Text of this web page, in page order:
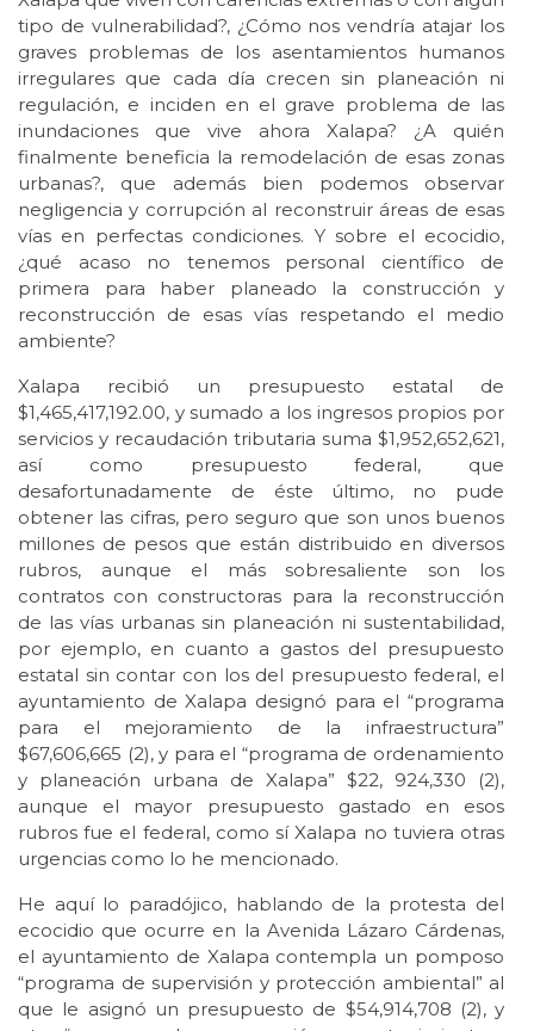
tipo de vulnerabilidad?, ¿Cómo nos vendría atajar los
graves problemas de los asentamientos humanos
irregulares que cada día crecen sin planeación ni
regulación, e inciden en el grave problema de las
inundaciones que vive ahora Xalapa? ¿A quién
finalmente beneficia la remodelación de esas zonas
urbanas?, que además bien podemos observar
negligencia y corrupción al reconstruir áreas de esas
vías en perfectas condiciones. Y sobre el ecocidio,
¿qué acaso no tenemos personal científico de
primera para haber planeado la construcción y
reconstrucción de esas vías respetando el medio
ambiente?
Xalapa recibió un presupuesto estatal de
$1,465,417,192.00, y sumado a los ingresos propios por
servicios y recaudación tributaria suma $1,952,652,621,
así como presupuesto federal, que
desafortunadamente de éste último, no pude
obtener las cifras, pero seguro que son unos buenos
millones de pesos que están distribuido en diversos
rubros, aunque el más sobresaliente son los
contratos con constructoras para la reconstrucción
de las vías urbanas sin planeación ni sustentabilidad,
por ejemplo, en cuanto a gastos del presupuesto
estatal sin contar con los del presupuesto federal, el
ayuntamiento de Xalapa designó para el “programa
para el mejoramiento de la infraestructura”
$67,606,665 (2), y para el “programa de ordenamiento
y planeación urbana de Xalapa” $22, 924,330 (2),
aunque el mayor presupuesto gastado en esos
rubros fue el federal, como sí Xalapa no tuviera otras
urgencias como lo he mencionado.
He aquí lo paradójico, hablando de la protesta del
ecocidio que ocurre en la Avenida Lázaro Cárdenas,
el ayuntamiento de Xalapa contempla un pomposo
“programa de supervisión y protección ambiental” al
que le asignó un presupuesto de $54,914,708 (2), y